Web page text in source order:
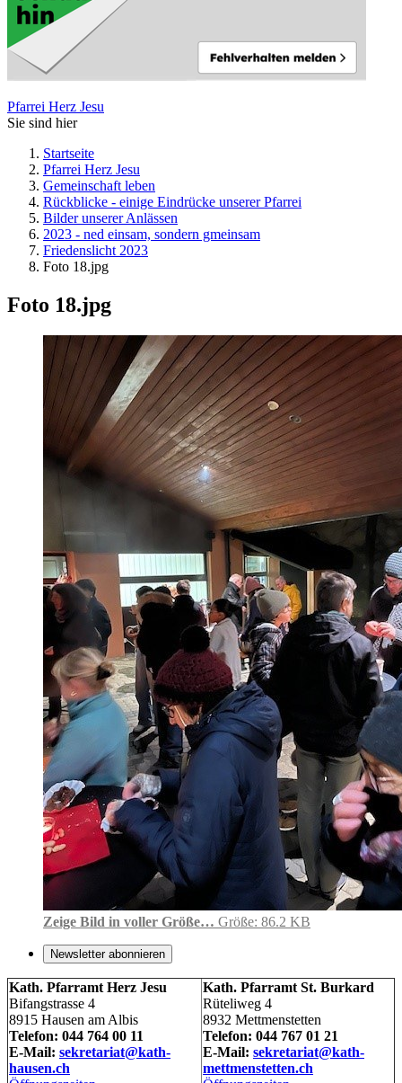
Pfarrei Herz Jesu
Sie sind hier
Startseite
Pfarrei Herz Jesu
Gemeinschaft leben
Rückblicke - einige Eindrücke unserer Pfarrei
Bilder unserer Anlässen
2023 - ned einsam, sondern gmeinsam
Friedenslicht 2023
Foto 18.jpg
Foto 18.jpg
Zeige Bild in voller Größe… Größe: 86.2 KB
Newsletter abonnieren
Kath. Pfarramt Herz Jesu
Bifangstrasse 4
8915 Hausen am Albis
Telefon: 044 764 00 11
E-Mail: sekretariat@kath-
hausen.ch
Kath. Pfarramt St. Burkard
Rüteliweg 4
8932 Mettmenstetten
Telefon: 044 767 01 21
E-Mail: sekretariat@kath-
mettmenstetten.ch